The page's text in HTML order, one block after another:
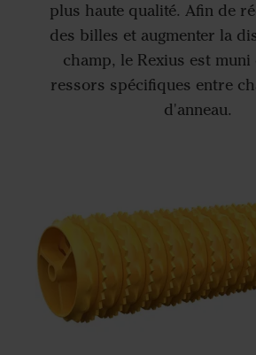
plus haute qualité. Afin de
des billes et augmenter la
champ, le Rexius est muni
ressors spécifiques entre
d'anneau.